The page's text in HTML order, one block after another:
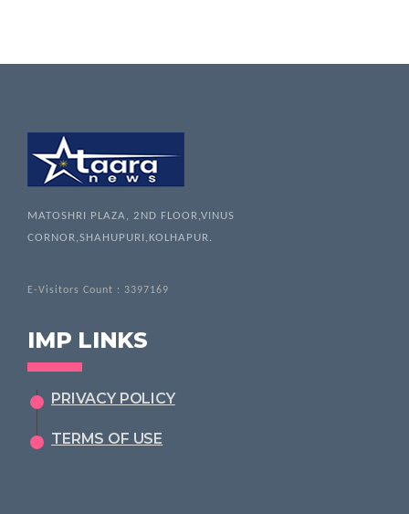
MATOSHRI PLAZA, 2ND FLOOR,VINUS
CORNOR,SHAHUPURI,KOLHAPUR.
E-Visitors Count : 3397169
IMP LINKS
PRIVACY POLICY
TERMS OF USE